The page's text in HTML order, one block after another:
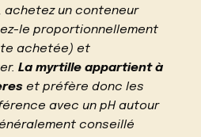
achetez un conteneur
le proportionnellement
achetée) et
La myrtille appartient à
et préfère donc les
avec un pH autour
conseillé